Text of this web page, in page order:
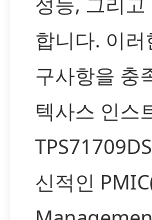
합니다. 이
구사항을 충
텍사스 인스
신적인